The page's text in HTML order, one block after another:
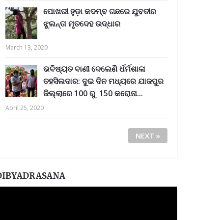
ପୋଖରୀ ହୁଡ଼ା କଦମ୍ବ ଗଛରେ ଯୁବତୀର
ଝୁଲନ୍ତା ମୃତଦେହ ଉଦ୍ଧାର
March 13, 2020
ଭବିଷ୍ୟତ ବାଣୀ ଦେଲେଣି ର୍ଧର୍ମଶାଳା
ତହସିଲଦାର: ଦୁଇ ଦିନ ମଧ୍ୟରେ ଯାଜପୁର
ଜିଲ୍ଲାରେ 100 ରୁ 150 କରୋନା...
April 25, 2020
NEXT »